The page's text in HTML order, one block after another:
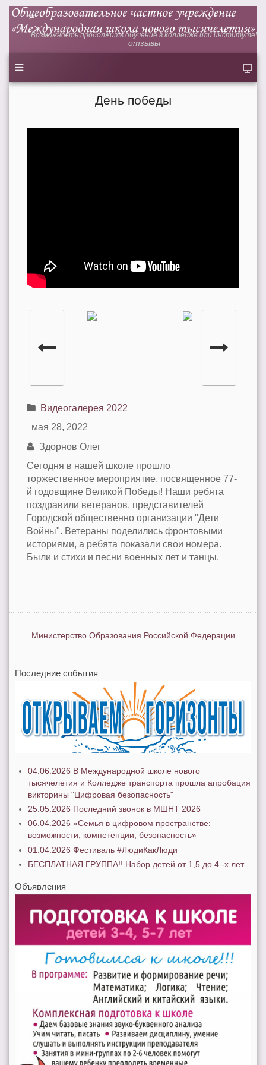
Возможность продолжить обучение в колледже или институте!
отзывы
День победы
Видеогалерея 2022
мая 28, 2022
Здорнов Олег
Сегодня в нашей школе прошло
торжественное мероприятие, посвященное 77-
й годовщине Великой Победы! Наши ребята
поздравили ветеранов, представителей
Городской общественно организации "Дети
Войны". Ветераны поделились фронтовыми
историями, а ребята показали свои номера.
Были и стихи и песни военных лет и танцы.
Министерство Образования Российской Федерации
Последние события
04.06.2026 В Международной школе нового
тысячелетия и Колледже транспорта прошла апробация
викторины "Цифровая безопасность"
25.05.2026 Последний звонок в МШНТ 2026
06.04.2026 «Семья в цифровом пространстве:
возможности, компетенции, безопасность»
01.04.2026 Фестиваль #ЛюдиКакЛюди
БЕСПЛАТНАЯ ГРУППА!! Набор детей от 1,5 до 4 -х лет
Объявления